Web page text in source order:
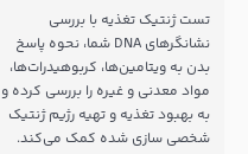
تست ژنتیک تغذیه با بررسی
نشانگرهای DNA شما، نحوه پاسخ
بدن به ویتامین‌ها، کربوهیدرات‌ها،
مواد معدنی و غیره را بررسی کرده و
به بهبود تغذیه و تهیه رژیم ژنتیک
شخصی سازی شده کمک می‌کند.